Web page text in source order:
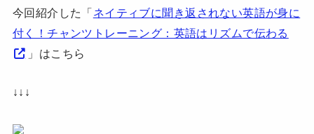
今回紹介した「ネイティブに聞き返されない英語が身に
付く！チャンツトレーニング：英語はリズムで伝わる
」はこちら
↓↓↓